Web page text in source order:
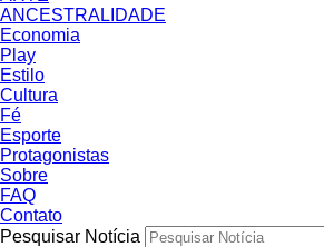
ANCESTRALIDADE
Economia
Play
Estilo
Cultura
Fé
Esporte
Protagonistas
Sobre
FAQ
Contato
Pesquisar Notícia